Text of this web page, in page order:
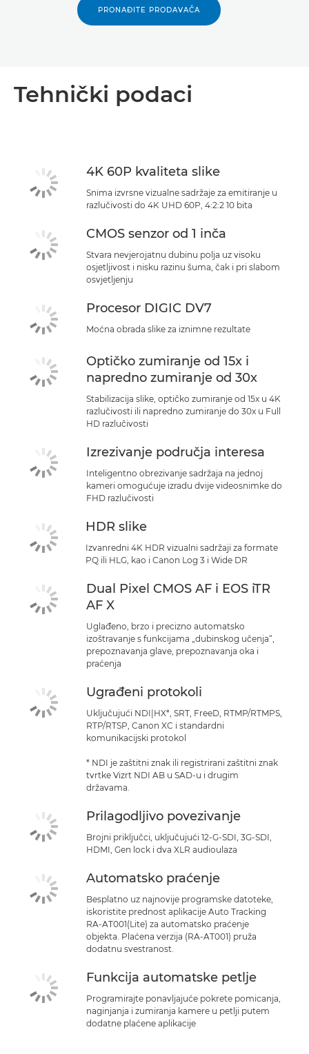
PRONAĐITE PRODAVAČA
Tehnički podaci
4K 60P kvaliteta slike
Snima izvrsne vizualne sadržaje za emitiranje u
razlučivosti do 4K UHD 60P, 4:2:2 10 bita
CMOS senzor od 1 inča
Stvara nevjerojatnu dubinu polja uz visoku
osjetljivost i nisku razinu šuma, čak i pri slabom
osvjetljenju
Procesor DIGIC DV7
Moćna obrada slike za iznimne rezultate
Optičko zumiranje od 15x i
napredno zumiranje od 30x
Stabilizacija slike, optičko zumiranje od 15x u 4K
razlučivosti ili napredno zumiranje do 30x u Full
HD razlučivosti
Izrezivanje područja interesa
Inteligentno obrezivanje sadržaja na jednoj
kameri omogućuje izradu dvije videosnimke do
FHD razlučivosti
HDR slike
Izvanredni 4K HDR vizualni sadržaji za formate
PQ ili HLG, kao i Canon Log 3 i Wide DR
Dual Pixel CMOS AF i EOS iTR
AF X
Uglađeno, brzo i precizno automatsko
izoštravanje s funkcijama „dubinskog učenja“,
prepoznavanja glave, prepoznavanja oka i
praćenja
Ugrađeni protokoli
Uključujući NDI|HX*, SRT, FreeD, RTMP/RTMPS,
RTP/RTSP, Canon XC i standardni
komunikacijski protokol
* NDI je zaštitni znak ili registrirani zaštitni znak
tvrtke Vizrt NDI AB u SAD-u i drugim
državama.
Prilagodljivo povezivanje
Brojni priključci, uključujući 12-G-SDI, 3G-SDI,
HDMI, Gen lock i dva XLR audioulaza
Automatsko praćenje
Besplatno uz najnovije programske datoteke,
iskoristite prednost aplikacije Auto Tracking
RA-AT001(Lite) za automatsko praćenje
objekta. Plaćena verzija (RA-AT001) pruža
dodatnu svestranost.
Funkcija automatske petlje
Programirajte ponavljajuće pokrete pomicanja,
naginjanja i zumiranja kamere u petlji putem
dodatne plaćene aplikacije